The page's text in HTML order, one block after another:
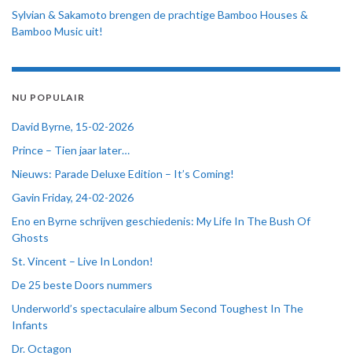
Sylvian & Sakamoto brengen de prachtige Bamboo Houses &
Bamboo Music uit!
NU POPULAIR
David Byrne, 15-02-2026
Prince – Tien jaar later…
Nieuws: Parade Deluxe Edition – It’s Coming!
Gavin Friday, 24-02-2026
Eno en Byrne schrijven geschiedenis: My Life In The Bush Of
Ghosts
St. Vincent – Live In London!
De 25 beste Doors nummers
Underworld’s spectaculaire album Second Toughest In The
Infants
Dr. Octagon